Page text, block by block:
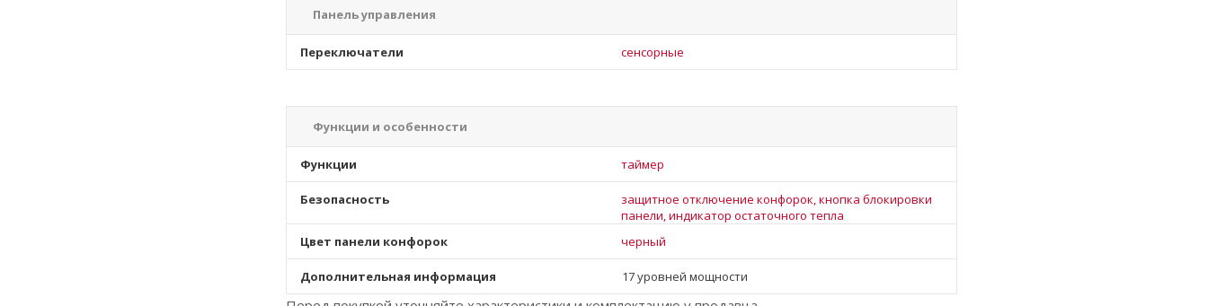
Панель управления
Переключатели сенсорные
Функции и особенности
Функции таймер
Безопасность
защитное отключение конфорок, кнопка блокировки
панели, индикатор остаточного тепла
Цвет панели конфорок
черный
Дополнительная информация 17 уровней мощности